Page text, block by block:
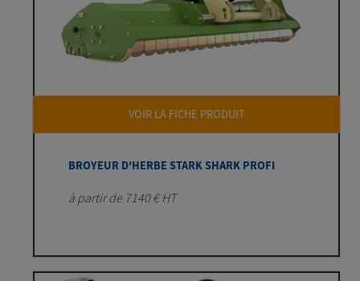
VOIR LA FICHE PRODUIT
BROYEUR D'HERBE STARK SHARK PROFI
à partir de 7140 € HT